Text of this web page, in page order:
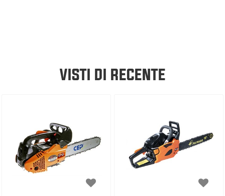
VISTI DI RECENTE